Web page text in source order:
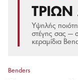
Υψηλής
στέγης σας —
κεραμίδια
Benders